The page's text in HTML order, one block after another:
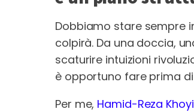
Dobbiamo stare sempre
colpirà. Da una doccia,
scaturire intuizioni
è opportuno fare prima
Per me, Hamid-Reza Khoyi